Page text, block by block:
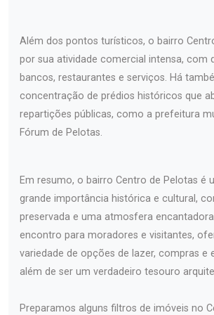
Além dos pontos turísticos, o bairro
por sua atividade comercial intensa, com
bancos, restaurantes e serviços. Há
concentração de prédios históricos que
repartições públicas, como a prefeitura
Fórum de Pelotas.
Em resumo, o bairro Centro de Pelotas é
grande importância histórica e cultural,
preservada e uma atmosfera
encontro para moradores e visitantes,
variedade de opções de lazer, compras e
além de ser um verdadeiro tesouro
Preparamos alguns filtros de imóveis no